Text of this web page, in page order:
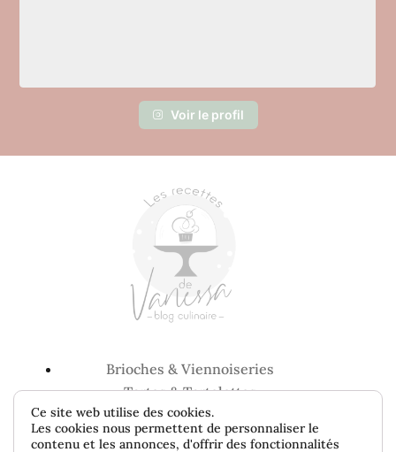
Voir le profil
Brioches & Viennoiseries
Tartes & Tartelettes
Entremets & Gâteaux
Bredeles, Cookie & Biscuits
Ce site web utilise des cookies.
Les cookies nous permettent de personnaliser le
contenu et les annonces, d'offrir des fonctionnalités